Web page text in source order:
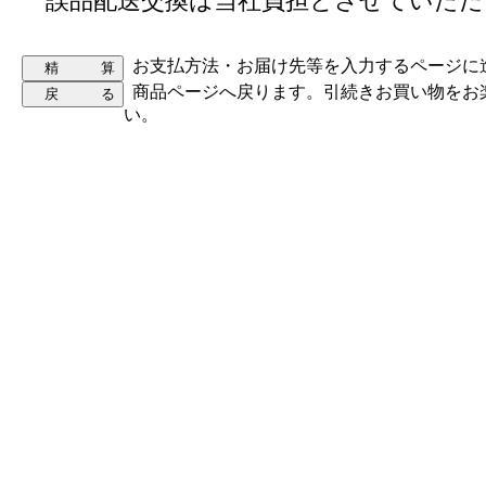
お支払方法・お届け先等を入力するページに
商品ページへ戻ります。引続きお買い物をお
い。